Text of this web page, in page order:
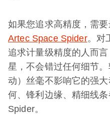
如果您追求高精度，需
Artec Space Spider。对
追求计量级精度的人而
星，不会错过任何细节
动）丝毫不影响它的强
何、锋利边缘、精细线
Spider。